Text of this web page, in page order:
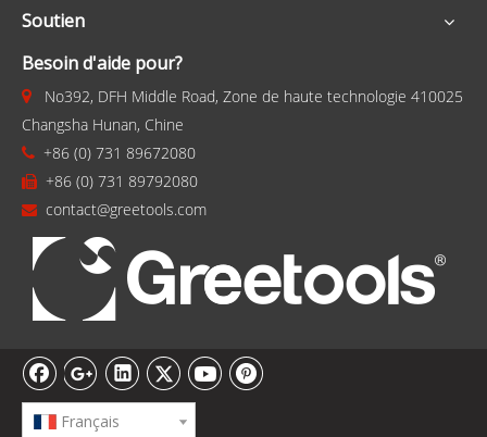
Soutien
Besoin d'aide pour?
 No392, DFH Middle Road, Zone de haute technologie 410025
Changsha Hunan, Chine
 +86 (0) 731 89672080
 +86 (0) 731 89792080
 contact@greetools.com
Français